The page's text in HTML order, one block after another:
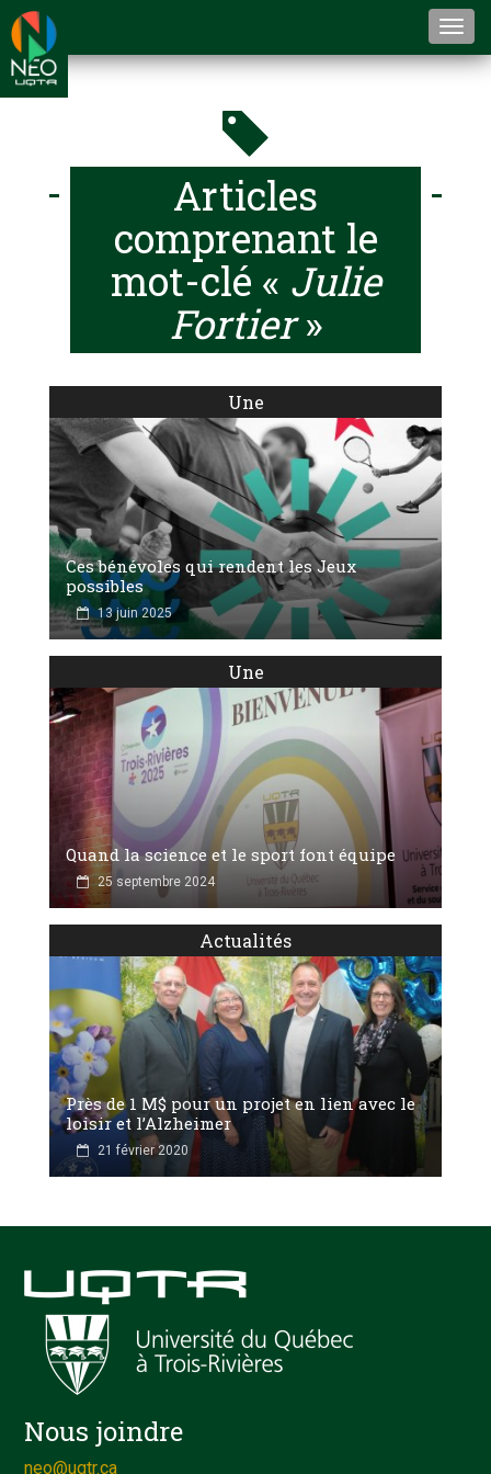
Articles
comprenant le
mot-clé « Julie
Fortier»
Une
Ces bénévoles qui rendent les Jeux
possibles
13 juin 2025
Une
Quand la science et le sport font équipe
25 septembre 2024
Actualités
Près de 1 M$ pour un projet en lien avec le
loisir et l’Alzheimer
21 février 2020
Nous joindre
neo@uqtr.ca